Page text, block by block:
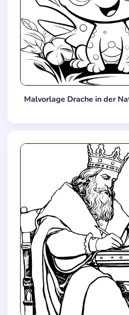
Malvorlage Drache in der